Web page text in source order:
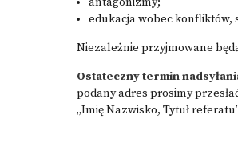
edukacja wobec konfliktów,
Niezależnie przyjmowane
Ostateczny termin
podany adres prosimy
„Imię Nazwisko, Tytuł